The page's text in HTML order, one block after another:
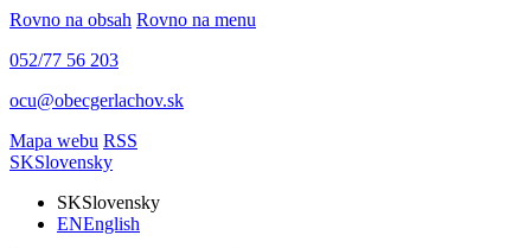
Rovno na obsah Rovno na menu
052/77 56 203
ocu@obecgerlachov.sk
Mapa webu RSS
SKSlovensky
SKSlovensky
ENEnglish